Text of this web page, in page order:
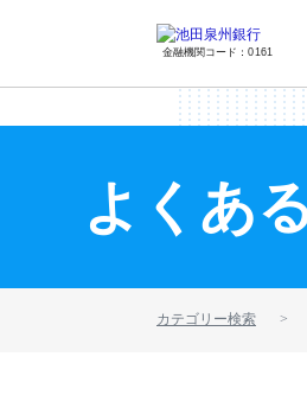
金融機関コード：0161
よくあ
カテゴリー検索